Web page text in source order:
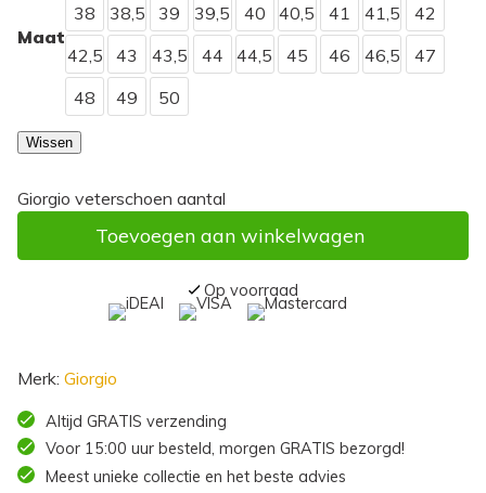
Maat
38 38,5 39 39,5 40 40,5 41 41,5
42
42,5
43 43,5 44 44,5 45 46 46,5
47
48
49 50
Wissen
Giorgio veterschoen aantal
Toevoegen aan winkelwagen
Op voorraad
Merk: Giorgio
Altijd GRATIS verzending
Voor 15:00 uur besteld, morgen GRATIS bezorgd!
Meest unieke collectie en het beste advies